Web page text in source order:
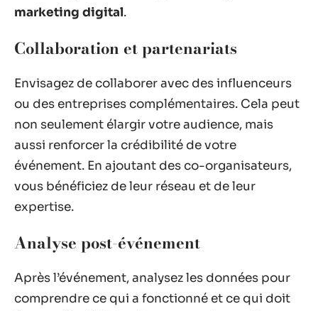
marketing digital.
Collaboration et partenariats
Envisagez de collaborer avec des influenceurs
ou des entreprises complémentaires. Cela peut
non seulement élargir votre audience, mais
aussi renforcer la crédibilité de votre
événement. En ajoutant des co-organisateurs,
vous bénéficiez de leur réseau et de leur
expertise.
Analyse post-événement
Après l’événement, analysez les données pour
comprendre ce qui a fonctionné et ce qui doit